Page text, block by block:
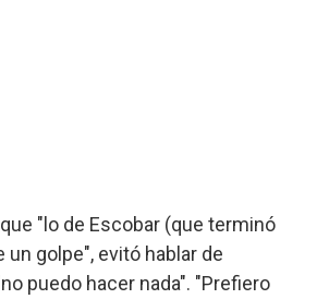
"lo de Escobar (que terminó
golpe", evitó hablar de
puedo hacer nada". "Prefiero